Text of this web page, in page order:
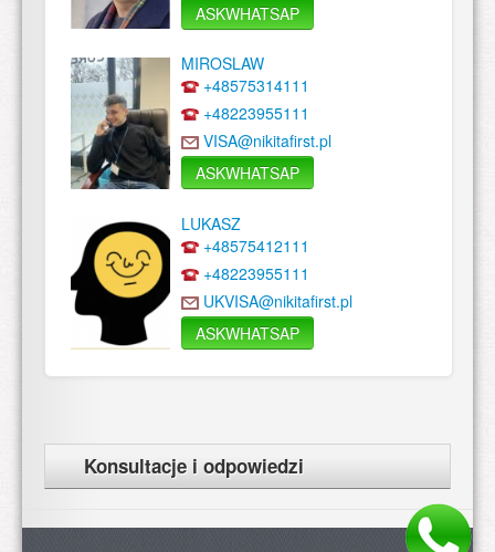
ASKWHATSAP
MIROSLAW
+48575314111
+48223955111
VISA@nikitafirst.pl
ASKWHATSAP
LUKASZ
+48575412111
+48223955111
UKVISA@nikitafirst.pl
ASKWHATSAP
Konsultacje i odpowiedzi